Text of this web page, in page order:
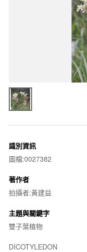
識別資訊
圖檔:0027382
著作者
拍攝者:黃建益
主題與關鍵字
雙子葉植物
DICOTYLEDON